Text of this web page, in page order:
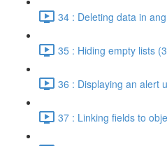
34 : Deleting data in
35 : Hiding empty lists
36 : Displaying an alert
37 : Linking fields to